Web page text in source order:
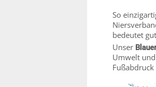
So
bedeutet
Unser
Umwelt